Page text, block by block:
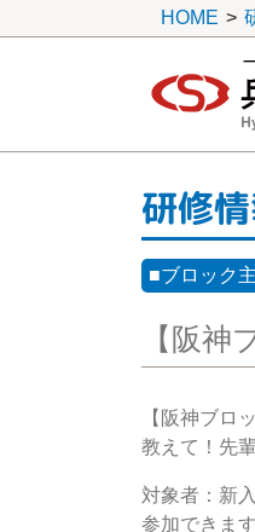
HOME >
一般社団法
研修
■ブロック
【阪神
【阪神ブロ
教えて！先
対象者：新
参加できます